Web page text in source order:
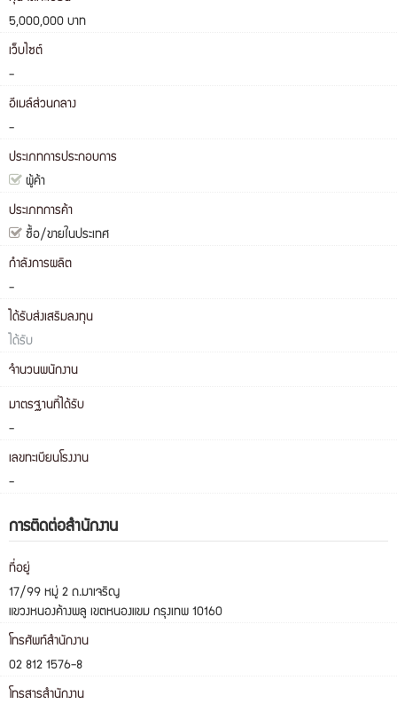
5,000,000 บาท
เว็บไซต์
-
อีเมล์ส่วนกลาง
-
ประเภทการประกอบการ
ผู้ค้า
ประเภทการค้า
ซื้อ/ขายในประเทศ
กำลังการผลิต
-
ได้รับส่งเสริมลงทุน
ได้รับ
จำนวนพนักงาน
มาตรฐานที่ได้รับ
-
เลขทะเบียนโรงงาน
-
การติดต่อสำนักงาน
ที่อยู่
17/99 หมู่ 2 ถ.มาเจริญ
แขวงหนองค้างพลู เขตหนองแขม กรุงเทพ 10160
โทรศัพท์สำนักงาน
02 812 1576-8
โทรสารสำนักงาน